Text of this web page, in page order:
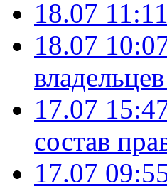
18.07 11:11
18.07
17.07
состав
17.07